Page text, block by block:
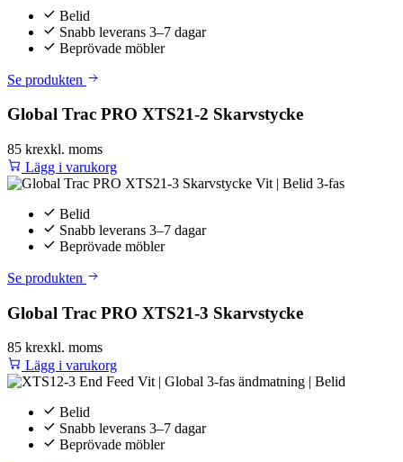
Belid
Snabb leverans 3–7 dagar
Beprövade möbler
Se produkten
Global Trac PRO XTS21-2 Skarvstycke
85 krexkl. moms
Lägg i varukorg
Belid
Snabb leverans 3–7 dagar
Beprövade möbler
Se produkten
Global Trac PRO XTS21-3 Skarvstycke
85 krexkl. moms
Lägg i varukorg
Belid
Snabb leverans 3–7 dagar
Beprövade möbler